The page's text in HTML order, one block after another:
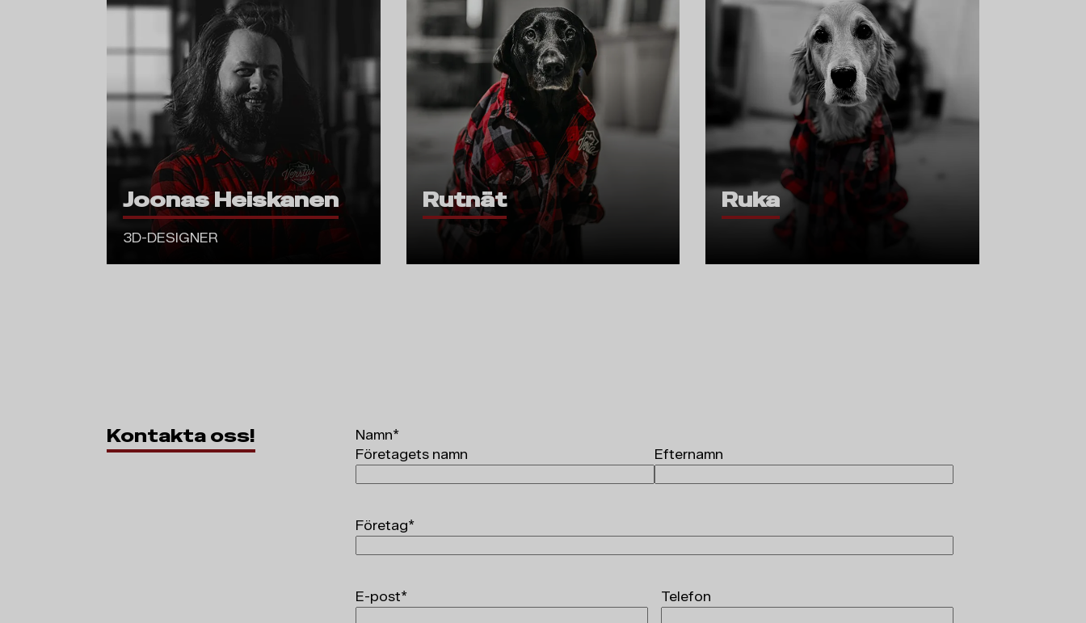
Joonas Heiskanen
3D-DESIGNER
Rutnät Ruka
Kontakta oss! Namn*
Företagets namn
Efternamn
Företag*
E-post* Telefon